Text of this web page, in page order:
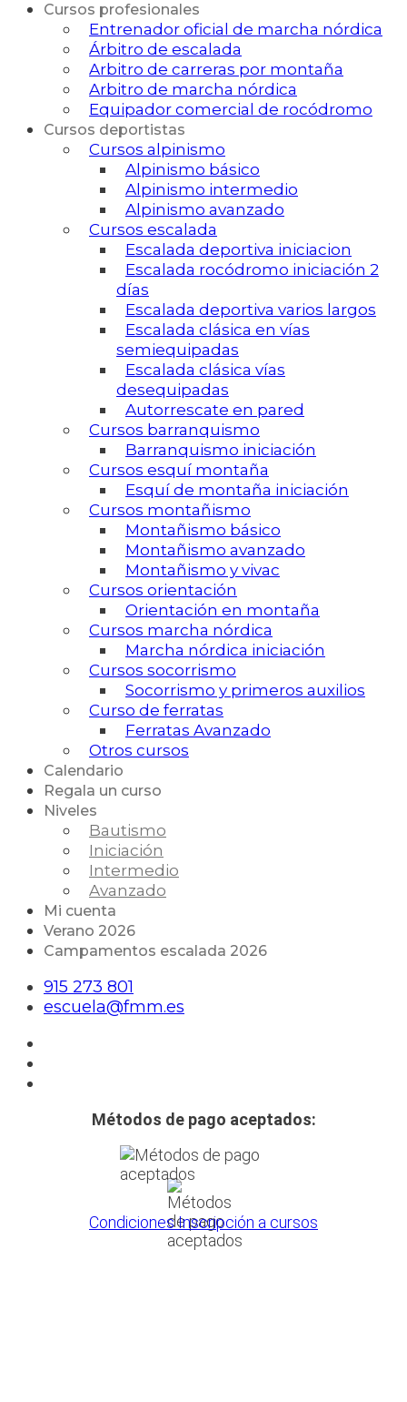
Cursos profesionales
Entrenador oficial de marcha nórdica
Árbitro de escalada
Arbitro de carreras por montaña
Arbitro de marcha nórdica
Equipador comercial de rocódromo
Cursos deportistas
Cursos alpinismo
Alpinismo básico
Alpinismo intermedio
Alpinismo avanzado
Cursos escalada
Escalada deportiva iniciacion
Escalada rocódromo iniciación 2
días
Escalada deportiva varios largos
Escalada clásica en vías
semiequipadas
Escalada clásica vías
desequipadas
Autorrescate en pared
Cursos barranquismo
Barranquismo iniciación
Cursos esquí montaña
Esquí de montaña iniciación
Cursos montañismo
Montañismo básico
Montañismo avanzado
Montañismo y vivac
Cursos orientación
Orientación en montaña
Cursos marcha nórdica
Marcha nórdica iniciación
Cursos socorrismo
Socorrismo y primeros auxilios
Curso de ferratas
Ferratas Avanzado
Otros cursos
Calendario
Regala un curso
Niveles
Bautismo
Iniciación
Intermedio
Avanzado
Mi cuenta
Verano 2026
Campamentos escalada 2026
915 273 801
escuela@fmm.es
Métodos de pago aceptados:
Condiciones Inscripción a cursos